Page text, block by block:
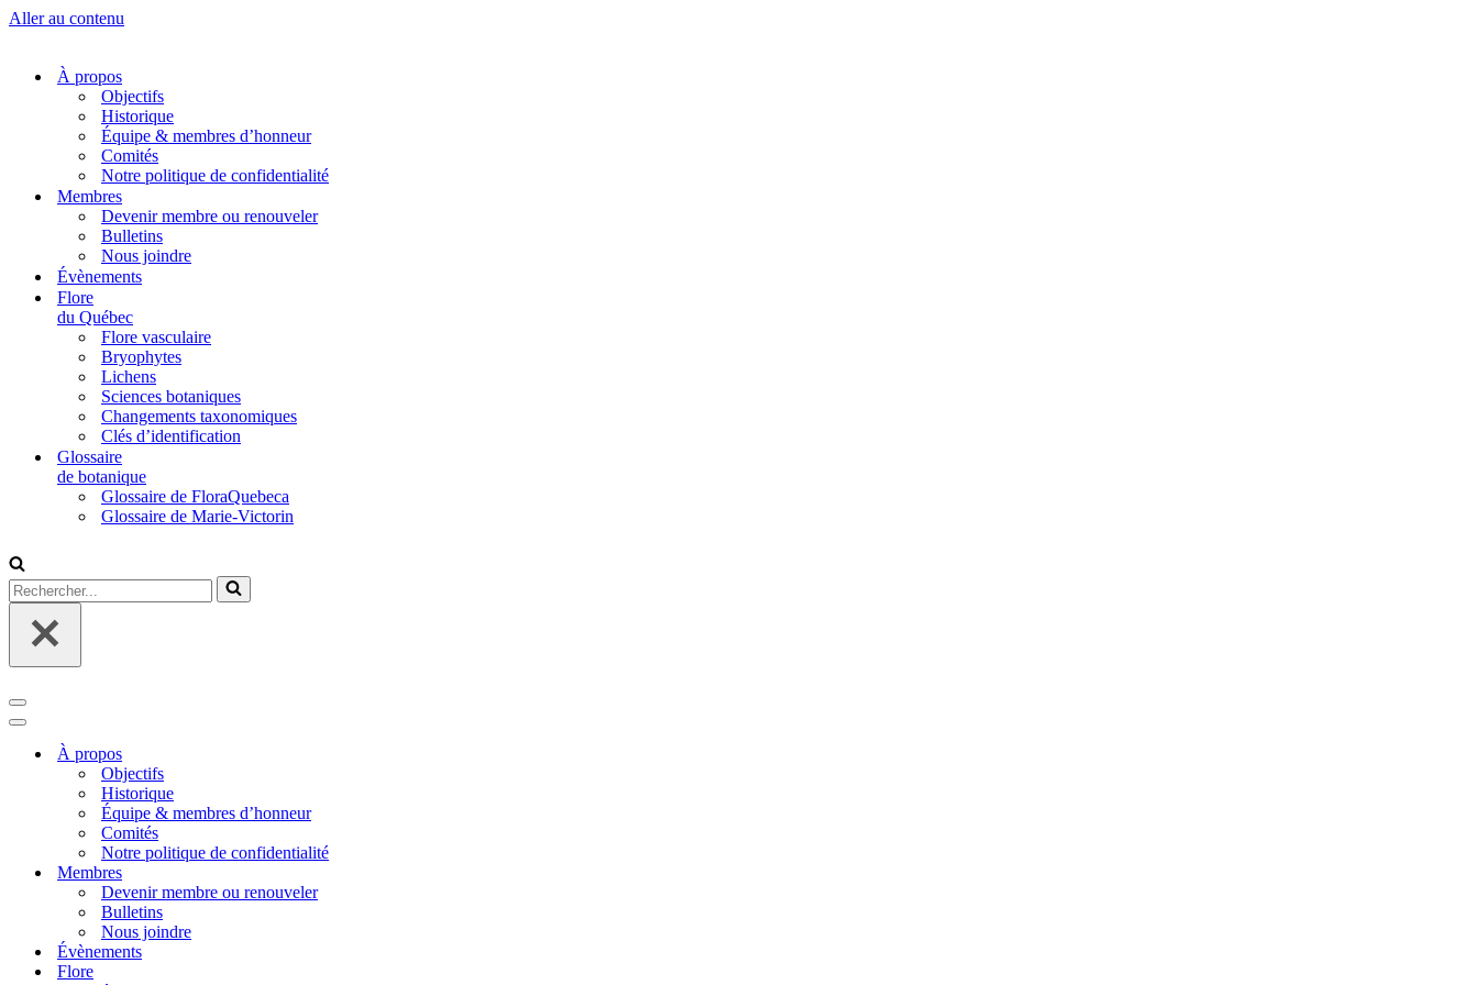
Aller au contenu
À propos
Objectifs
Historique
Équipe & membres d’honneur
Comités
Notre politique de confidentialité
Membres
Devenir membre ou renouveler
Bulletins
Nous joindre
Évènements
Flore
du Québec
Flore vasculaire
Bryophytes
Lichens
Sciences botaniques
Changements taxonomiques
Clés d’identification
Glossaire
de botanique
Glossaire de FloraQuebeca
Glossaire de Marie-Victorin
Rechercher...
Menu
de
navigation
Menu
navigationÀ propos
Objectifs
Historique
Équipe & membres d’honneur
Comités
Notre politique de confidentialité
Membres
Devenir membre ou renouveler
Bulletins
Nous joindre
Évènements
Flore